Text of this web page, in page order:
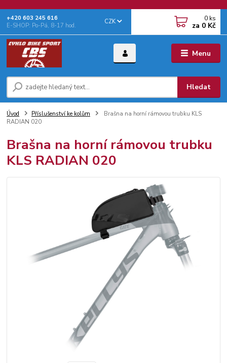
Menu
CZK
Hledat
+‭420 603 245 616‬
E-SHOP: Po-Pá, 8-17 hod.
0 ks
za 0 Kč
Úvod Příslušenství ke kolům
Brašna na horní rámovou trubku KLS
RADIAN 020
Brašna na horní rámovou trubku
KLS RADIAN 020